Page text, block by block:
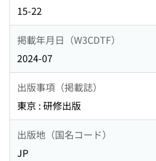
15-22
掲載年月日（W3CDTF）
2024-07
出版事項（掲載誌）
東京 : 研修出版
出版地（国名コード）
JP